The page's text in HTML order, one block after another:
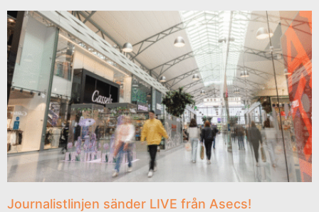
Journalistlinjen sänder LIVE från Asecs!